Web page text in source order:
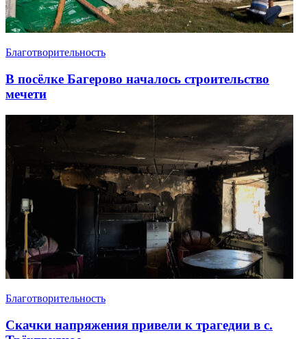
Благотворительность
В посёлке Багерово началось строительство
мечети
Благотворительность
Скачки напряжения привели к трагедии в с.